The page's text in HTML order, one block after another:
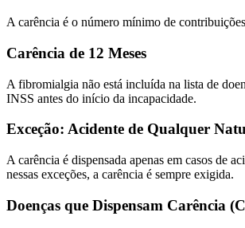
A carência é o número mínimo de
Carência de 12 Meses
A fibromialgia não está incluída na lista de
INSS antes do início da incapacidade.
Exceção: Acidente de Qualquer
A carência é dispensada apenas em casos de
nessas exceções, a carência é sempre exigida.
Doenças que Dispensam Carência